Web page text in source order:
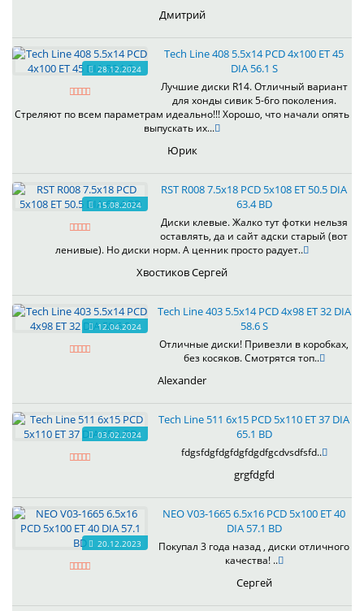
Дмитрий
28.12.2024
Tech Line 408 5.5x14 PCD 4x100 ET 45
DIA 56.1 S
Лучшие диски R14. Отличный вариант
для хонды сивик 5-6го поколения.
Стреляют по всем параметрам идеально!!! Хорошо, что начали опять
выпускать их...
Юрик
15.08.2024
RST R008 7.5x18 PCD 5x108 ET 50.5 DIA
63.4 BD
Диски клевые. Жалко тут фотки нельзя
оставлять, да и сайт адски старый (вот
ленивые). Но диски норм. А ценник просто радует..
Хвостиков Сергей
12.04.2024
Tech Line 403 5.5x14 PCD 4x98 ET 32 DIA
58.6 S
Отличные диски! Привезли в коробках,
без косяков. Смотрятся топ..
Alexander
03.02.2024
Tech Line 511 6x15 PCD 5x110 ET 37 DIA
65.1 BD
fdgsfdgfdgfdgfdgdfgcdvsdfsfd..
grgfdgfd
20.12.2023
NEO V03-1665 6.5x16 PCD 5x100 ET 40
DIA 57.1 BD
Покупал 3 года назад , диски отличного
качества! ..
Сергей